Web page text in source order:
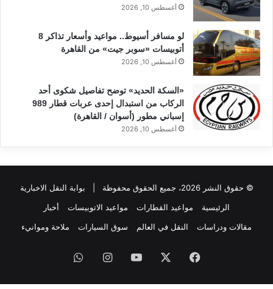
أغسطس 10, 2026
لو مسافر أسيوط.. مواعيد وأسعار تذاكر 8
أتوبيسات «سوبر جيت» من القاهرة
أغسطس 10, 2026
«السكة الحديد» توضح تفاصيل شكوى أحد
الركاب من استبدال إحدى عربات قطار 989
إسباني مطور (أسوان / القاهرة)
أغسطس 10, 2026
© حقوق النشر 2026، جميع الحقوق محفوظة |
بوابة النقل الاخبارية
الرئيسية
مواعيد القطارات مواعيد الاتوبيسات
أخبار
مقالات ودراسات
النقل في العالم سوق السيارات ملاحة وموانيء
فيسبوك ‫YouTubeانستقرام